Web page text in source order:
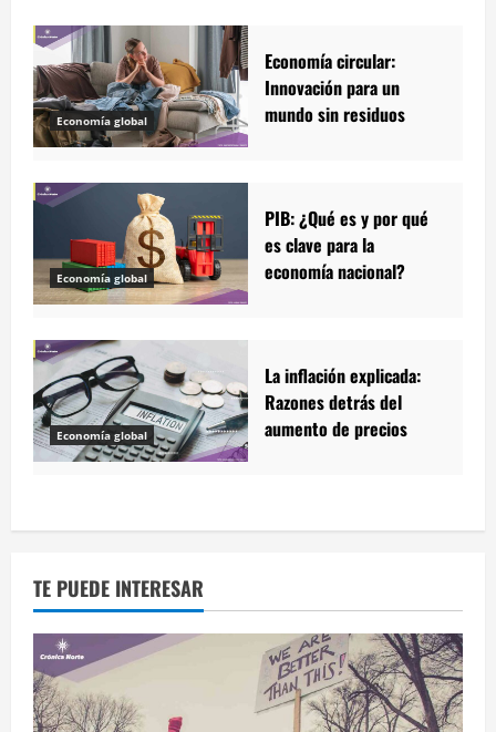
Economía global
Economía circular:
Innovación para un
mundo sin residuos
Economía global
PIB: ¿Qué es y por qué
es clave para la
economía nacional?
Economía global
La inflación explicada:
Razones detrás del
aumento de precios
TE PUEDE INTERESAR